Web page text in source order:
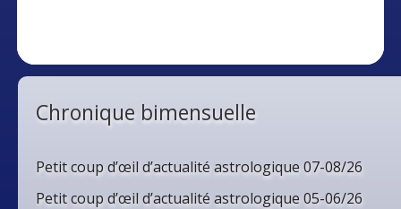
Chronique bimensuelle
Petit coup d’œil d’actualité astrologique 07-08/26
Petit coup d’œil d’actualité astrologique 05-06/26